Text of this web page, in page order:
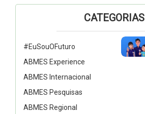
CATEGORIAS
#EuSouOFuturo
ABMES Experience
ABMES Internacional
ABMES Pesquisas
ABMES Regional